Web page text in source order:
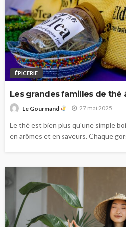
ÉPICERIE
Les grandes familles de thé
Le Gourmand 27 mai 2025
Le thé est bien plus qu'une simple
en arômes et en saveurs. Chaque